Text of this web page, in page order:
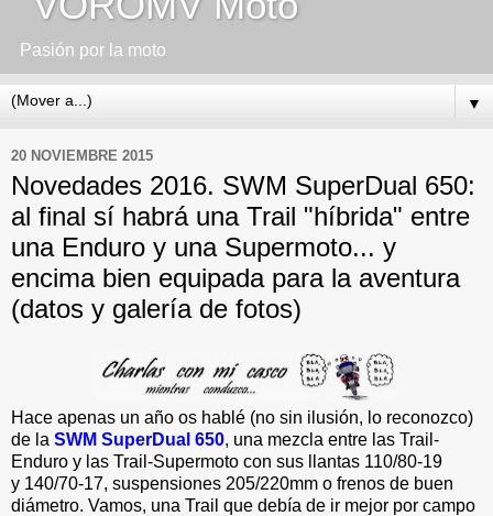
Pasión por la moto
▼
20 NOVIEMBRE 2015
Novedades 2016. SWM SuperDual 650:
al final sí habrá una Trail "híbrida" entre
una Enduro y una Supermoto... y
encima bien equipada para la aventura
(datos y galería de fotos)
Hace apenas un año os hablé (no sin ilusión, lo reconozco)
de la SWM SuperDual 650, una mezcla entre las Trail-
Enduro y las Trail-Supermoto con sus llantas 110/80-19
y 140/70-17, suspensiones 205/220mm o frenos de buen
diámetro. Vamos, una Trail que debía de ir mejor por campo